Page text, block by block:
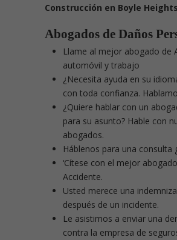
Construcción en Boyle Heights
Abogados de Daños
Llame al mejor abogado de
automóvil y trabajo
¿Necesita ayuda en su
con toda confianza.
¿Quiere hablar con un
para su asunto? Hable con
abogados.
Háblenos para una consulta
‘Cítese con el mejor
Accidente.
Usted merece una
después de un incidente.
Le asistimos a enviar una
contra la empresa de